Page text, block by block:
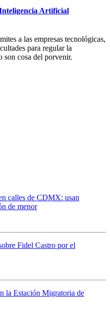
Artificial
a las empresas tecnológicas,
para regular la
cosa del porvenir.
calles de CDMX: usan
de menor
Fidel Castro por el
la Estación Migratoria de